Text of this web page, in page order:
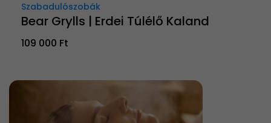
Szabadulószobák
Bear Grylls | Erdei Túlélő Kaland
109 000 Ft